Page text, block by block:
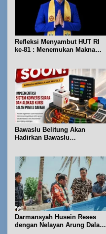
Refleksi Menyambut HUT RI
ke-81 : Menemukan Makna
Bawaslu Belitung Akan
Hadirkan Bawaslu
Kursi
Darmansyah Husein Reses
dengan Nelayan Arung Dalam